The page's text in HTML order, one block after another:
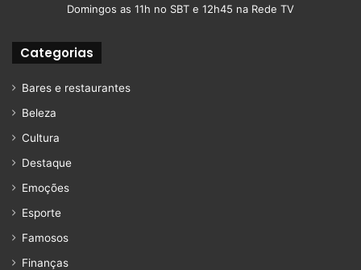
Domingos as 11h no SBT e 12h45 na Rede TV
Categorias
Bares e restaurantes
Beleza
Cultura
Destaque
Emoções
Esporte
Famosos
Finanças